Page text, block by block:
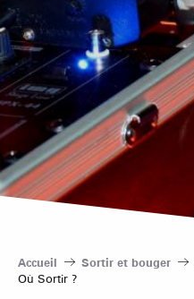
Accueil Sortir et bouger
Où Sortir ?